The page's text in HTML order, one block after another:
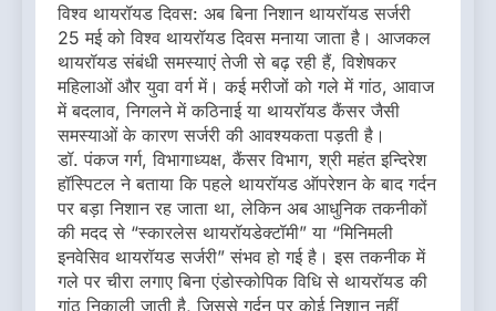
विश्व थायरॉयड दिवस: अब बिना निशान थायरॉयड सर्जरी
25 मई को विश्व थायरॉयड दिवस मनाया जाता है। आजकल
थायरॉयड संबंधी समस्याएं तेजी से बढ़ रही हैं, विशेषकर
महिलाओं और युवा वर्ग में। कई मरीजों को गले में गांठ, आवाज
में बदलाव, निगलने में कठिनाई या थायरॉयड कैंसर जैसी
समस्याओं के कारण सर्जरी की आवश्यकता पड़ती है।
डॉ. पंकज गर्ग, विभागाध्यक्ष, कैंसर विभाग, श्री महंत इन्दिरेश
हॉस्पिटल ने बताया कि पहले थायरॉयड ऑपरेशन के बाद गर्दन
पर बड़ा निशान रह जाता था, लेकिन अब आधुनिक तकनीकों
की मदद से “स्कारलेस थायरॉयडेक्टॉमी” या “मिनिमली
इनवेसिव थायरॉयड सर्जरी” संभव हो गई है। इस तकनीक में
गले पर चीरा लगाए बिना एंडोस्कोपिक विधि से थायरॉयड की
गांठ निकाली जाती है, जिससे गर्दन पर कोई निशान नहीं